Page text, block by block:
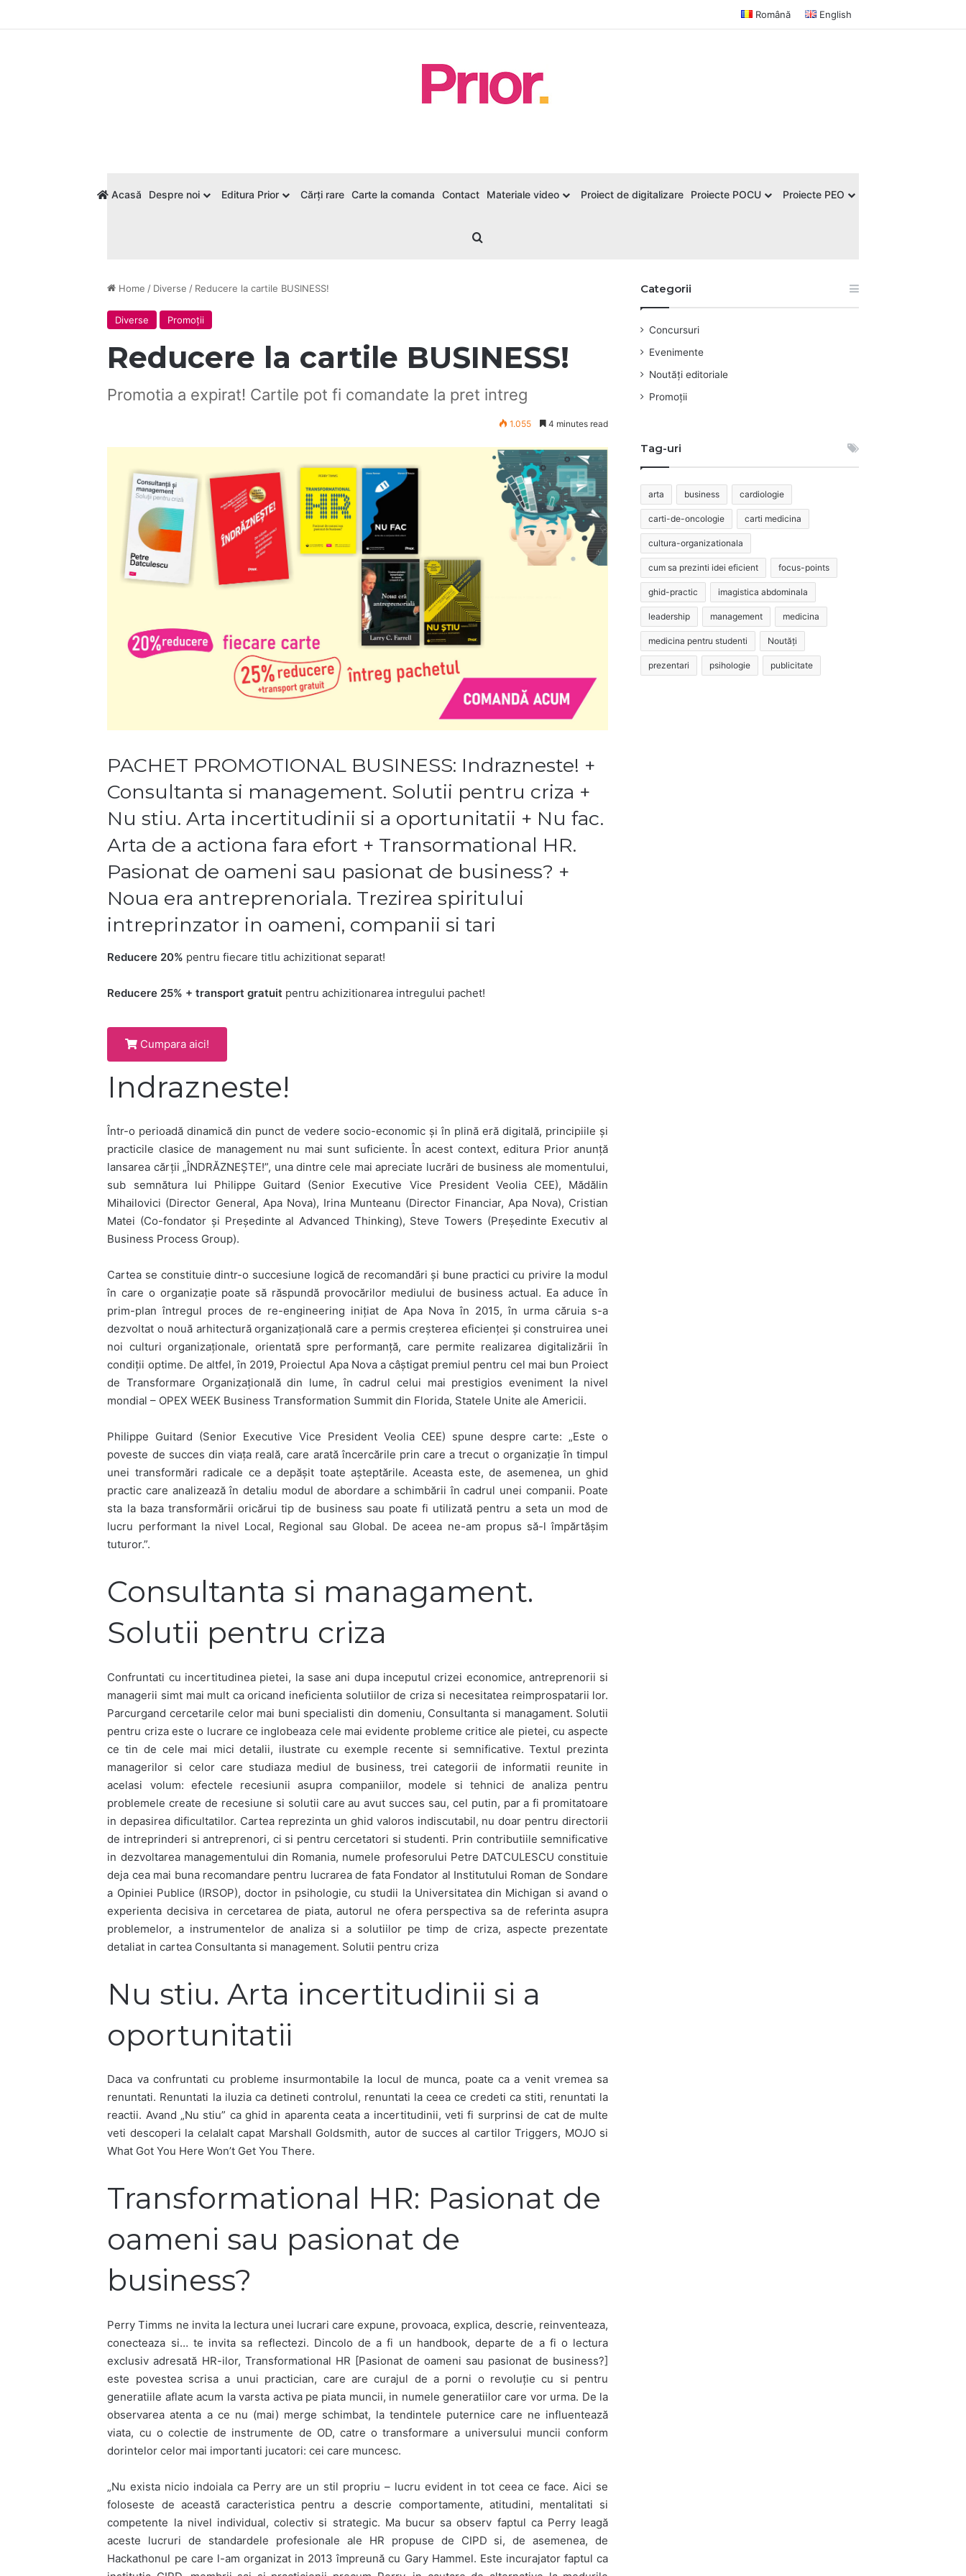
Română English
Acasă Despre noi Editura Prior Cărți rare Carte la comanda Contact Materiale video Proiect de digitalizare Proiecte POCU Proiecte PEO
Home / Diverse / Reducere la cartile BUSINESS!
Diverse Promoții
Reducere la cartile BUSINESS!
Promotia a expirat! Cartile pot fi comandate la pret intreg
1.055 4 minutes read
PACHET PROMOTIONAL BUSINESS: Indrazneste! +
Consultanta si management. Solutii pentru criza +
Nu stiu. Arta incertitudinii si a oportunitatii + Nu fac.
Arta de a actiona fara efort + Transormational HR.
Pasionat de oameni sau pasionat de business? +
Noua era antreprenoriala. Trezirea spiritului
intreprinzator in oameni, companii si tari
Reducere 20% pentru fiecare titlu achizitionat separat!
Reducere 25% + transport gratuit pentru achizitionarea intregului pachet!
Cumpara aici!
Indrazneste!
Într-o perioadă dinamică din punct de vedere socio-economic și în plină eră digitală, principiile și
practicile clasice de management nu mai sunt suficiente. În acest context, editura Prior anunță
lansarea cărții „ÎNDRĂZNEȘTE!”, una dintre cele mai apreciate lucrări de business ale momentului,
sub semnătura lui Philippe Guitard (Senior Executive Vice President Veolia CEE), Mădălin
Mihailovici (Director General, Apa Nova), Irina Munteanu (Director Financiar, Apa Nova), Cristian
Matei (Co-fondator și Președinte al Advanced Thinking), Steve Towers (Președinte Executiv al
Business Process Group).
Cartea se constituie dintr-o succesiune logică de recomandări și bune practici cu privire la modul
în care o organizație poate să răspundă provocărilor mediului de business actual. Ea aduce în
prim-plan întregul proces de re-engineering inițiat de Apa Nova în 2015, în urma căruia s-a
dezvoltat o nouă arhitectură organizațională care a permis creșterea eficienței și construirea unei
noi culturi organizaționale, orientată spre performanță, care permite realizarea digitalizării în
condiții optime. De altfel, în 2019, Proiectul Apa Nova a câștigat premiul pentru cel mai bun Proiect
de Transformare Organizațională din lume, în cadrul celui mai prestigios eveniment la nivel
mondial – OPEX WEEK Business Transformation Summit din Florida, Statele Unite ale Americii.
Philippe Guitard (Senior Executive Vice President Veolia CEE) spune despre carte: „Este o
poveste de succes din viața reală, care arată încercările prin care a trecut o organizație în timpul
unei transformări radicale ce a depășit toate așteptările. Aceasta este, de asemenea, un ghid
practic care analizează în detaliu modul de abordare a schimbării în cadrul unei companii. Poate
sta la baza transformării oricărui tip de business sau poate fi utilizată pentru a seta un mod de
lucru performant la nivel Local, Regional sau Global. De aceea ne-am propus să-l împărtășim
tuturor.”.
Consultanta si managament.
Solutii pentru criza
Confruntati cu incertitudinea pietei, la sase ani dupa inceputul crizei economice, antreprenorii si
managerii simt mai mult ca oricand ineficienta solutiilor de criza si necesitatea reimprospatarii lor.
Parcurgand cercetarile celor mai buni specialisti din domeniu, Consultanta si managament. Solutii
pentru criza este o lucrare ce inglobeaza cele mai evidente probleme critice ale pietei, cu aspecte
ce tin de cele mai mici detalii, ilustrate cu exemple recente si semnificative. Textul prezinta
managerilor si celor care studiaza mediul de business, trei categorii de informatii reunite in
acelasi volum: efectele recesiunii asupra companiilor, modele si tehnici de analiza pentru
problemele create de recesiune si solutii care au avut succes sau, cel putin, par a fi promitatoare
in depasirea dificultatilor. Cartea reprezinta un ghid valoros indiscutabil, nu doar pentru directorii
de intreprinderi si antreprenori, ci si pentru cercetatori si studenti. Prin contributiile semnificative
in dezvoltarea managementului din Romania, numele profesorului Petre DATCULESCU constituie
deja cea mai buna recomandare pentru lucrarea de fata Fondator al Institutului Roman de Sondare
a Opiniei Publice (IRSOP), doctor in psihologie, cu studii la Universitatea din Michigan si avand o
experienta decisiva in cercetarea de piata, autorul ne ofera perspectiva sa de referinta asupra
problemelor, a instrumentelor de analiza si a solutiilor pe timp de criza, aspecte prezentate
detaliat in cartea Consultanta si management. Solutii pentru criza
Nu stiu. Arta incertitudinii si a
oportunitatii
Daca va confruntati cu probleme insurmontabile la locul de munca, poate ca a venit vremea sa
renuntati. Renuntati la iluzia ca detineti controlul, renuntati la ceea ce credeti ca stiti, renuntati la
reactii. Avand „Nu stiu” ca ghid in aparenta ceata a incertitudinii, veti fi surprinsi de cat de multe
veti descoperi la celalalt capat Marshall Goldsmith, autor de succes al cartilor Triggers, MOJO si
What Got You Here Won’t Get You There.
Transformational HR: Pasionat de
oameni sau pasionat de
business?
Perry Timms ne invita la lectura unei lucrari care expune, provoaca, explica, descrie, reinventeaza,
conecteaza si… te invita sa reflectezi. Dincolo de a fi un handbook, departe de a fi o lectura
exclusiv adresată HR-ilor, Transformational HR [Pasionat de oameni sau pasionat de business?]
este povestea scrisa a unui practician, care are curajul de a porni o revoluție cu si pentru
generatiile aflate acum la varsta activa pe piata muncii, in numele generatiilor care vor urma. De la
observarea atenta a ce nu (mai) merge schimbat, la tendintele puternice care ne influentează
viata, cu o colectie de instrumente de OD, catre o transformare a universului muncii conform
dorintelor celor mai importanti jucatori: cei care muncesc.
„Nu exista nicio indoiala ca Perry are un stil propriu – lucru evident in tot ceea ce face. Aici se
foloseste de această caracteristica pentru a descrie comportamente, atitudini, mentalitati si
competente la nivel individual, colectiv si strategic. Ma bucur sa observ faptul ca Perry leagă
aceste lucruri de standardele profesionale ale HR propuse de CIPD si, de asemenea, de
Hackathonul pe care l-am organizat in 2013 împreună cu Gary Hammel. Este incurajator faptul ca
Categorii
Concursuri
Evenimente
Noutăți editoriale
Promoții
Tag-uri
arta business cardiologie
carti-de-oncologie carti medicina
cultura-organizationala
cum sa prezinti idei eficient focus-points
ghid-practic imagistica abdominala
leadership management medicina
medicina pentru studenti Noutăți
prezentari psihologie publicitate